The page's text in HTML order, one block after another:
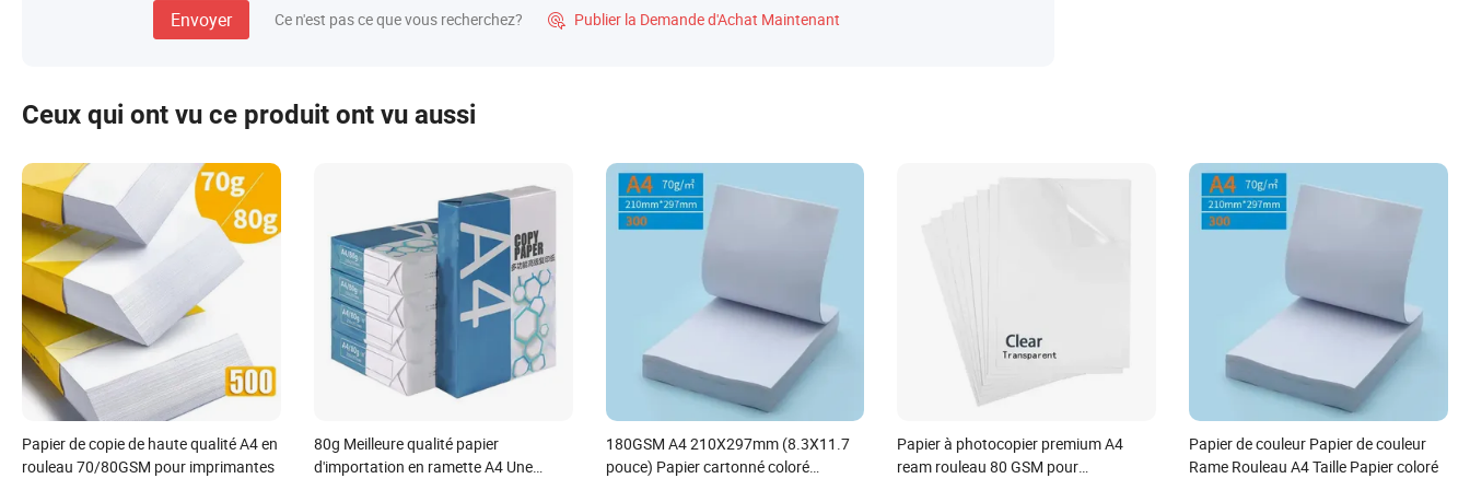
Envoyer Ce n'est pas ce que vous recherchez?  Publier la Demande d'Achat Maintenant
Ceux qui ont vu ce produit ont vu aussi
Papier de copie de haute qualité A4 en
rouleau 70/80GSM pour imprimantes
80g Meilleure qualité papier
d'importation en ramette A4 Une
180GSM A4 210X297mm (8.3X11.7
pouce) Papier cartonné coloré
Papier à photocopier premium A4
ream rouleau 80 GSM pour
Papier de couleur Papier de couleur
Rame Rouleau A4 Taille Papier coloré